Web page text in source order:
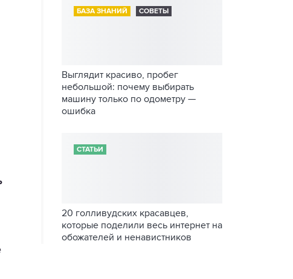
БАЗА ЗНАНИЙ СОВЕТЫ
Выглядит красиво, пробег
небольшой: почему выбирать
машину только по одометру —
ошибка
СТАТЬИ
20 голливудских красавцев,
которые поделили весь интернет на
обожателей и ненавистников